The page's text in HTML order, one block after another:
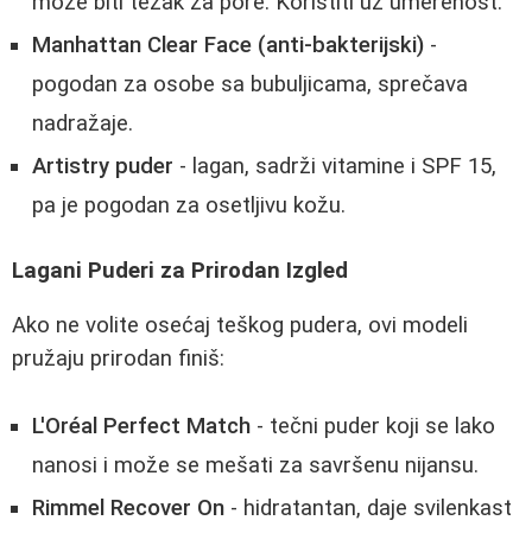
Manhattan Clear Face (anti-bakterijski) -
pogodan za osobe sa bubuljicama, sprečava
nadražaje.
Artistry puder - lagan, sadrži vitamine i SPF 15,
pa je pogodan za osetljivu kožu.
Lagani Puderi za Prirodan Izgled
Ako ne volite osećaj teškog pudera, ovi modeli
pružaju prirodan finiš:
L'Oréal Perfect Match - tečni puder koji se lako
nanosi i može se mešati za savršenu nijansu.
Rimmel Recover On - hidratantan, daje svilenkast